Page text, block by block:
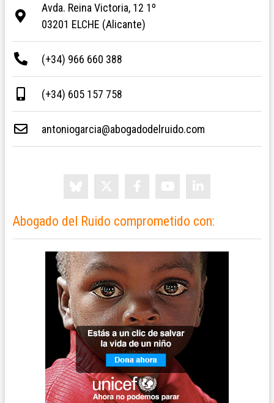
Avda. Reina Victoria, 12 1º
03201 ELCHE (Alicante)
(+34) 966 660 388
(+34) 605 157 758
antoniogarcia@abogadodelruido.com
Abogado del Ruido comprometido con: